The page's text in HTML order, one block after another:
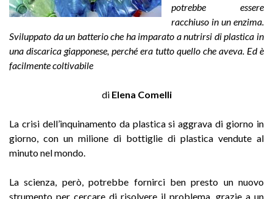
potrebbe essere
racchiuso in un enzima.
Sviluppato da un batterio che ha imparato a nutrirsi di plastica in
una discarica giapponese, perché era tutto quello che aveva. Ed è
facilmente coltivabile
di Elena Comelli
La crisi dell’inquinamento da plastica si aggrava di giorno in
giorno, con un milione di bottiglie di plastica vendute al
minuto nel mondo.
La scienza, però, potrebbe fornirci ben presto un nuovo
strumento per cercare di risolvere il problema, grazie a un